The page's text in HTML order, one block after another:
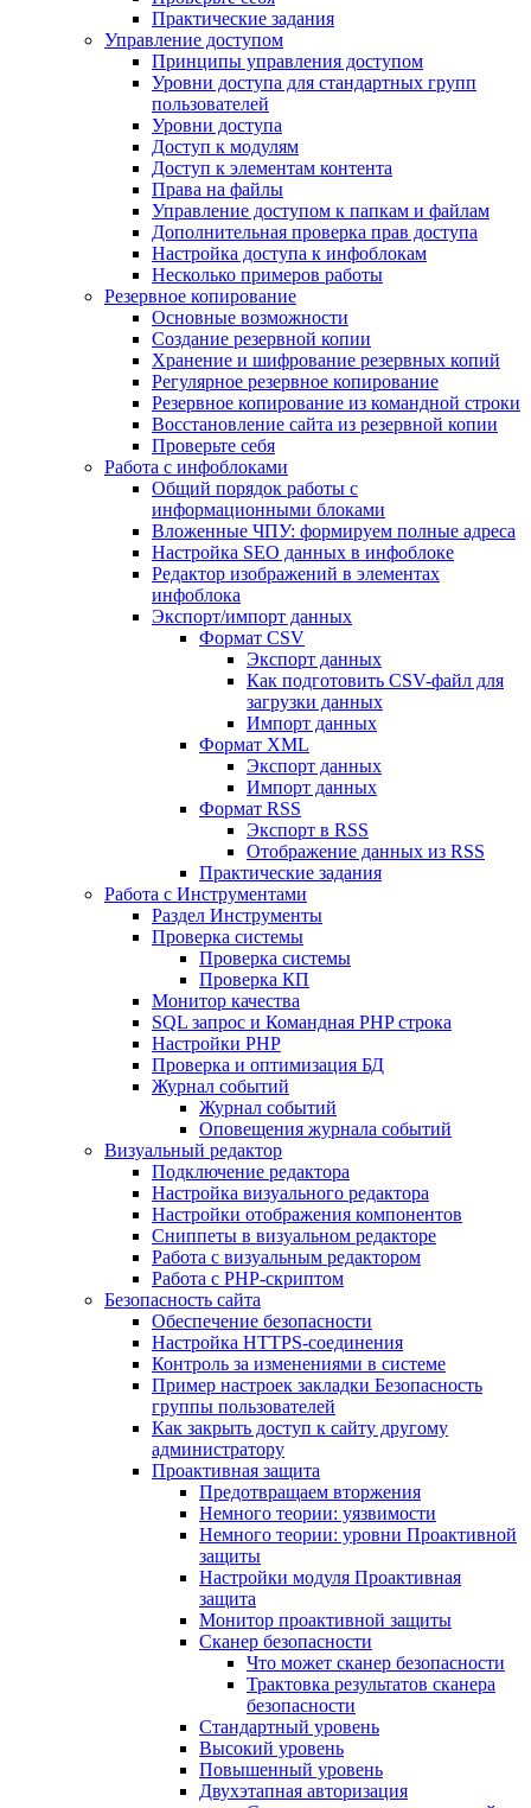
Практические задания
Управление доступом
Принципы управления доступом
Уровни доступа для стандартных групп
пользователей
Уровни доступа
Доступ к модулям
Доступ к элементам контента
Права на файлы
Управление доступом к папкам и файлам
Дополнительная проверка прав доступа
Настройка доступа к инфоблокам
Несколько примеров работы
Резервное копирование
Основные возможности
Создание резервной копии
Хранение и шифрование резервных копий
Регулярное резервное копирование
Резервное копирование из командной строки
Восстановление сайта из резервной копии
Проверьте себя
Работа с инфоблоками
Общий порядок работы с
информационными блоками
Вложенные ЧПУ: формируем полные адреса
Настройка SEO данных в инфоблоке
Редактор изображений в элементах
инфоблока
Экспорт/импорт данных
Формат CSV
Экспорт данных
Как подготовить CSV-файл для
загрузки данных
Импорт данных
Формат XML
Экспорт данных
Импорт данных
Формат RSS
Экспорт в RSS
Отображение данных из RSS
Практические задания
Работа с Инструментами
Раздел Инструменты
Проверка системы
Проверка системы
Проверка КП
Монитор качества
SQL запрос и Командная PHP строка
Настройки PHP
Проверка и оптимизация БД
Журнал событий
Журнал событий
Оповещения журнала событий
Визуальный редактор
Подключение редактора
Настройка визуального редактора
Настройки отображения компонентов
Сниппеты в визуальном редакторе
Работа с визуальным редактором
Работа с PHP-скриптом
Безопасность сайта
Обеспечение безопасности
Настройка HTTPS-соединения
Контроль за изменениями в системе
Пример настроек закладки Безопасность
группы пользователей
Как закрыть доступ к сайту другому
администратору
Проактивная защита
Предотвращаем вторжения
Немного теории: уязвимости
Немного теории: уровни Проактивной
защиты
Настройки модуля Проактивная
защита
Монитор проактивной защиты
Сканер безопасности
Что может сканер безопасности
Трактовка результатов сканера
безопасности
Стандартный уровень
Высокий уровень
Повышенный уровень
Двухэтапная авторизация